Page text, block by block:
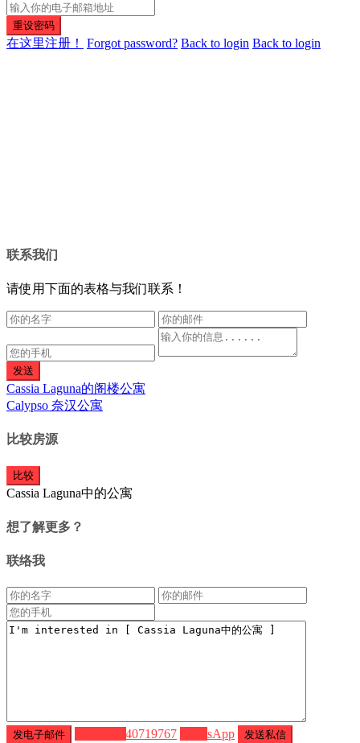
重设密码
在这里注册！ Forgot password? Back to login Back to login
联系我们
请使用下面的表格与我们联系！
发送
Cassia Laguna的阁楼公寓
Calypso 奈汉公寓
比较房源
比较
Cassia Laguna中的公寓
想了解更多？
联络我
+66640719767 WhatsApp